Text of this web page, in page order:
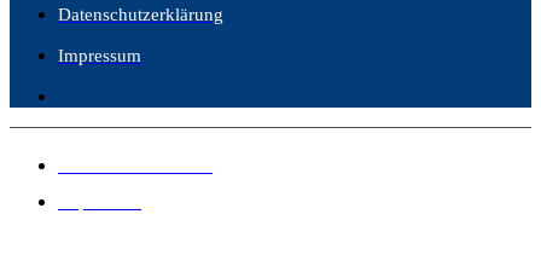
Datenschutzerklärung
Impressum